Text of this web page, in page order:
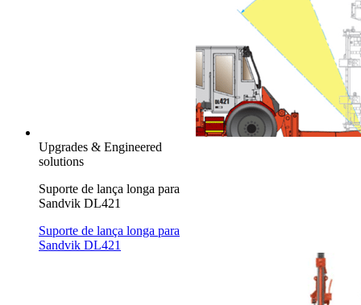
Upgrades & Engineered
solutions
Suporte de lança longa para
Sandvik DL421
Suporte de lança longa para
Sandvik DL421